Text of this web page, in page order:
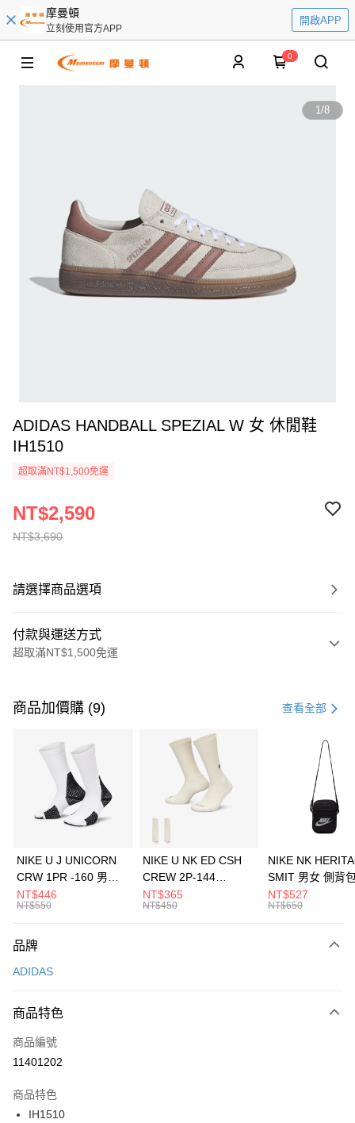
摩曼頓
立刻使用官方APP
開啟APP
0
1/8
ADIDAS HANDBALL SPEZIAL W 女 休閒鞋
IH1510
超取滿NT$1,500免運
NT$3,690
NT$2,590
請選擇商品選項
付款與運送方式
超取滿NT$1,500免運
信用卡一次付款
3 期 0 利率 每期 21家銀行
合作金庫商業銀行
第一商業銀行
華南商業銀行
彰化商業銀行
上海商業儲蓄銀行
元大商業銀行
台灣樂天信用卡公司
Apple Pay
全盈+PAY
AFTEE先享後付
【關於「AFTEE先享後付」】
便利好安心！
３．安心：先確認商品／服務後，再付款。
【「AFTEE先享後付」結帳流程】
１．於結帳方式選擇「AFTEE先享後付」後，將跳轉至「AFTEE先享後付」
２．訂單成立數日內，您將收到繳費通知簡訊。
３．收到繳費通知簡訊後14天內，點擊此簡訊中的連結，可透過四大超商／
ATM／網路銀行／等多元方式進行付款，方視為交易完成。
運送方式
每筆NT$100，滿NT$1,500(含以上)免運費
宅配
每筆NT$100，滿NT$1,500(含以上)免運費
付款後門市自取
每筆NT$100，滿NT$1,500(含以上)免運費
商品加價購 (9) 查看全部
NIKE U J UNICORN
CRW 1PR -160 男女
中統襪 FZ3393100
NT$446
NT$550
NIKE U NK ED CSH
CREW 2P-144
EMBRDY 男女 短統襪
FZ3073133
NT$365
NT$450
NIKE NK
SMIT 男女 側背
BA5871010
NT$527
NT$650
品牌
ADIDAS
商品特色
商品編號
11401202
商品特色
IH1510